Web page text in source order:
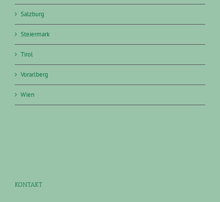
Salzburg
Steiermark
Tirol
Vorarlberg
Wien
KONTAKT